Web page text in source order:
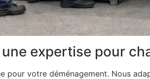
expertise pour
pour votre déménagement. Nous